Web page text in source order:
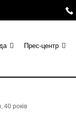
Прес-центр
років